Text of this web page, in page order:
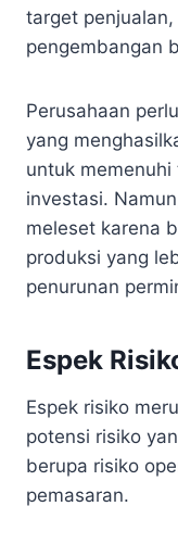
target
pengembangan
Perusahaan
yang
untuk
investasi.
meleset karena
produksi yang
penurunan
Espek
Espek risiko
potensi risiko
berupa risiko
pemasaran.